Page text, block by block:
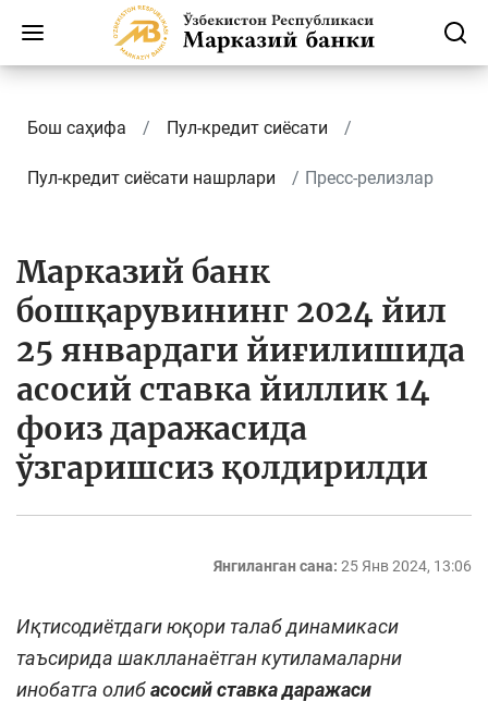
Бош саҳифа Пул-кредит сиёсати
Пул-кредит сиёсати нашрлари Пресс-релизлар
Марказий банк
бошқарувининг 2024 йил
25 январдаги йиғилишида
асосий ставка йиллик 14
фоиз даражасида
ўзгаришсиз қолдирилди
Янгиланган сана: 25 Янв 2024, 13:06
Иқтисодиётдаги юқори талаб динамикаси
таъсирида шаклланаётган кутиламаларни
инобатга олибасосий ставка даражаси